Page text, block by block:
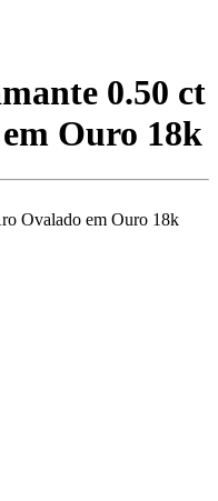
0.50 ct
Ouro 18k
Ovalado em Ouro 18k